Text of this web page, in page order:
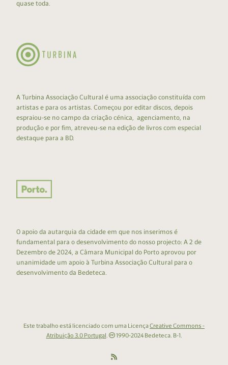
quase toda.
A Turbina Associação Cultural é uma associação constituída com
artistas e para os artistas. Começou por editar discos, depois
espraiou-se no campo da criação cénica, agenciamento, na
produção e por fim, atreveu-se na edição de livros com especial
destaque para a BD.
O apoio da autarquia da cidade em que nos inserimos é
fundamental para o desenvolvimento do nosso projecto: A 2 de
Dezembro de 2024, a Câmara Municipal do Porto aprovou por
unanimidade um apoio à Turbina Associação Cultural para o
desenvolvimento da Bedeteca.
Este trabalho está licenciado com uma LicençaCreative Commons -
Atribuição 3.0 Portugal. 1990-2024 Bedeteca. B-1.